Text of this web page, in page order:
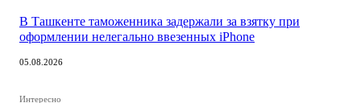
В Ташкенте таможенника задержали за взятку при
оформлении нелегально ввезенных iPhone
05.08.2026
Интересно